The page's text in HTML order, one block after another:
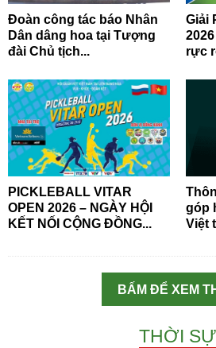
Đoàn công tác báo Nhân
Dân dâng hoa tại Tượng
đài Chủ tịch...
Giải
rực
PICKLEBALL VITAR
OPEN 2026 – NGÀY HỘI
KẾT NỐI CỘNG ĐỒNG...
góp
Việt
BẤM ĐỂ XEM
THỜI SỰ